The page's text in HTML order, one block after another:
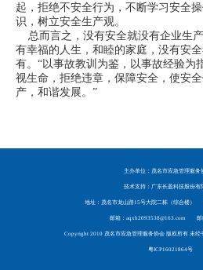
起，拒绝不安全行为，不断学习安全
识，树立安全生产观。
总而言之，没有安全就没有企业生
有幸福的人生，和睦的家庭，没有安
有。“以事故教训为鉴，以事故经验为
视生命，拒绝违章，保障安全，使安
产，和谐发展。”
主办单位：茂名市应急管理服
技术支持：广东长盈科技股份有
地址：茂名市龙山路15号大院二栋（综合楼）
邮箱：aqxh2093538@163.com 邮
Copyright 2010 茂名市应急管理服务协会 版权所有 未经
粤ICP16021864号